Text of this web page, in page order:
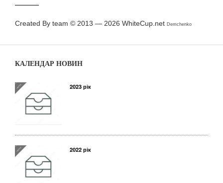
Created By team © 2013 — 2026 WhiteCup.net Demchenko
КАЛЕНДАР НОВИН
2023 рік
2022 рік